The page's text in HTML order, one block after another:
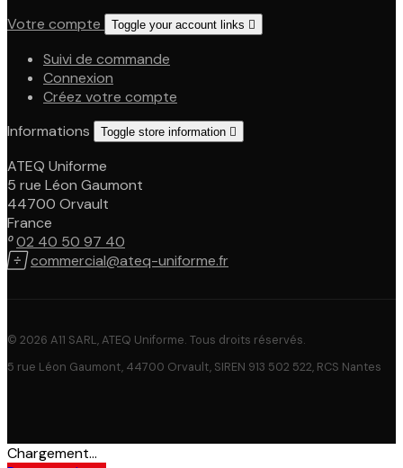
Votre compte
Toggle your account links 
Suivi de commande
Connexion
Créez votre compte
Informations
Toggle store information 
ATEQ Uniforme
5 rue Léon Gaumont
44700 Orvault
France
02 40 50 97 40
commercial@ateq-uniforme.fr
© 2026 A11 SARL, ATEQ Uniforme. Tous droits réservés.
5 rue Léon Gaumont, 44700 Orvault, SIREN 913 502 522, RCS Nantes
Chargement...